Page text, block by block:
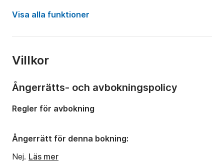
Kapacitet ombord:
Antal badrum:
Längd:
Motorstyrka:80hk
Visa alla funktioner
Villkor
Ångerrätts- och avbokningspolicy
Regler för avbokning
Ångerrätt för denna bokning:
Nej. Läs mer